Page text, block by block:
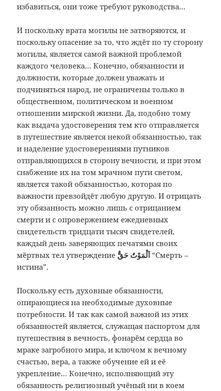
избавиться, они тоже требуют руководства…
И поскольку врата могилы не затворяются, и
поскольку опасение за то, что ждёт по ту сторону
могилы, является самой важной проблемой
каждого человека… Конечно, обязанности и
должности, которые должен уважать и
подчиняться народ, не ограничены только в
общественном, политическом и военном
отношении мирской жизни. Да, подобно тому
как выдача удостоверения тем кто отправляется
в путешествие является некой обязанностью, так
и наделение удостоверениями путников
отправляющихся в сторону вечности, и при этом
снабжение их на том мрачном пути светом,
является такой обязанностью, которая по
важности превзойдёт любую другую. И отрицать
эту обязанность можно лишь с отрицанием
смерти и с опровержением ежедневных
свидетельств тридцати тысяч свидетелей,
каждый день заверяющих печатями своих
мёртвых тел утверждение اَلْمَوْتُ حَقٌّ“Смерть –
истина”.
Поскольку есть духовные обязанности,
опирающиеся на необходимые духовные
потребности. И так как самой важной из этих
обязанностей является, служащая паспортом для
путешествия в вечность, фонарём сердца во
мраке загробного мира, и ключом к вечному
счастью, вера, а также обучение ей и её
укрепление… Конечно, исполняющий эту
обязанность религиозный учёный ни в коем